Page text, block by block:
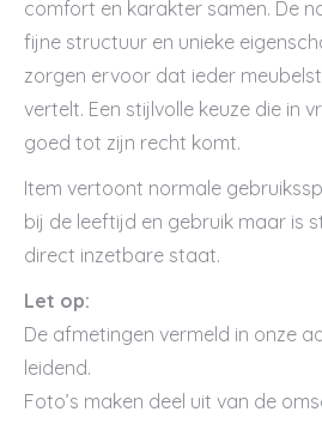
comfort en karakter samen. De
fijne structuur en unieke
zorgen ervoor dat ieder
vertelt. Een stijlvolle keuze die in
goed tot zijn recht komt.
Item vertoont normale
bij de leeftijd en gebruik maar is
direct inzetbare staat.
Let op:
De afmetingen vermeld in onze
leidend.
Foto’s maken deel uit van de